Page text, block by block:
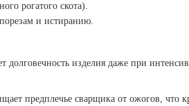
рогатого скота).
и истиранию.
долговечность изделия даже при
предплечье сварщика от ожогов, что